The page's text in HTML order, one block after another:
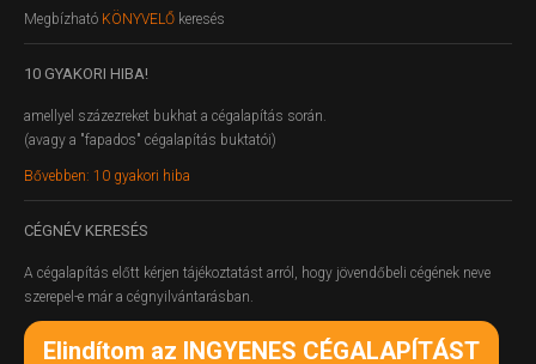
Megbízható KÖNYVELŐ keresés
10 GYAKORI HIBA!
amellyel százezreket bukhat a cégalapítás során.
(avagy a "fapados" cégalapítás buktatói)
Bővebben: 10 gyakori hiba
CÉGNÉV KERESÉS
A cégalapítás előtt kérjen tájékoztatást arról, hogy jövendőbeli cégének neve
szerepel-e már a cégnyilvántarásban.
Elindítom az INGYENES CÉGALAPÍTÁST